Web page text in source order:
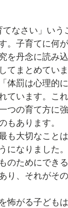
なさい」いう
。子育てに何
を丹念に読み
てまとめてい
体罰は心理的
ています。こ
つの育て方に
もあります。
も大切なこと
になりました
のためにでき
り、それがそ
怖がる子ども